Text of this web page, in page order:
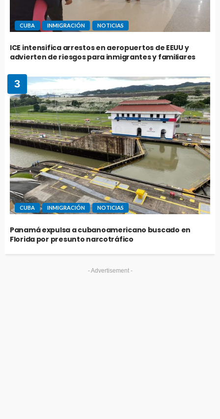
CUBA INMIGRACIÓN NOTICIAS
ICE intensifica arrestos en aeropuertos de EEUU y
advierten de riesgos para inmigrantes y familiares
3
CUBA INMIGRACIÓN NOTICIAS
Panamá expulsa a cubanoamericano buscado en
Florida por presunto narcotráfico
- Advertisement -